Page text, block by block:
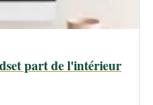
part de l'intérieur